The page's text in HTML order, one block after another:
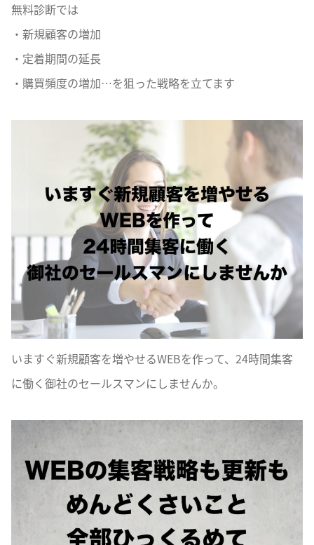
無料診断では
・新規顧客の増加
・定着期間の延長
・購買頻度の増加…を狙った戦略を立てます
いますぐ新規顧客を増やせるWEBを作って、24時間集客
に働く御社のセールスマンにしませんか。